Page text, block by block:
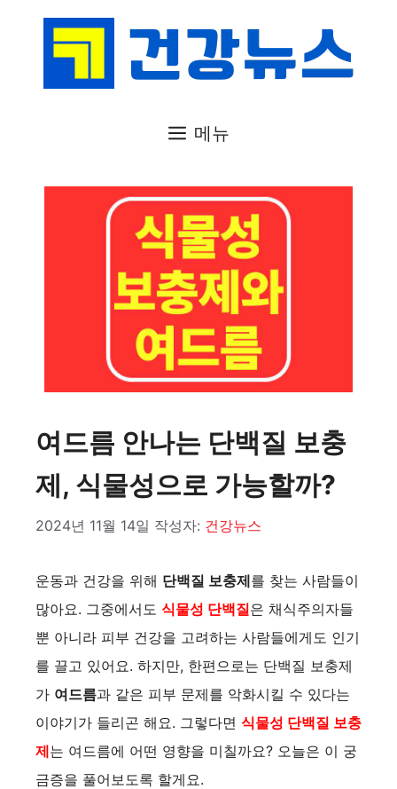
메뉴
여드름 안나는 단백질 보충
제, 식물성으로 가능할까?
2024년 11월 14일 작성자: 건강뉴스
운동과 건강을 위해 단백질 보충제를 찾는 사람들이
많아요. 그중에서도 식물성 단백질은 채식주의자들
뿐 아니라 피부 건강을 고려하는 사람들에게도 인기
를 끌고 있어요. 하지만, 한편으로는 단백질 보충제
가 여드름과 같은 피부 문제를 악화시킬 수 있다는
이야기가 들리곤 해요. 그렇다면 식물성 단백질 보충
제는 여드름에 어떤 영향을 미칠까요? 오늘은 이 궁
금증을 풀어보도록 할게요.